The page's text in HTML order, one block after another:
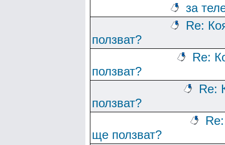
за
Re:
ползват?
Re:
ползват?
Re:
ползват?
ще ползват?